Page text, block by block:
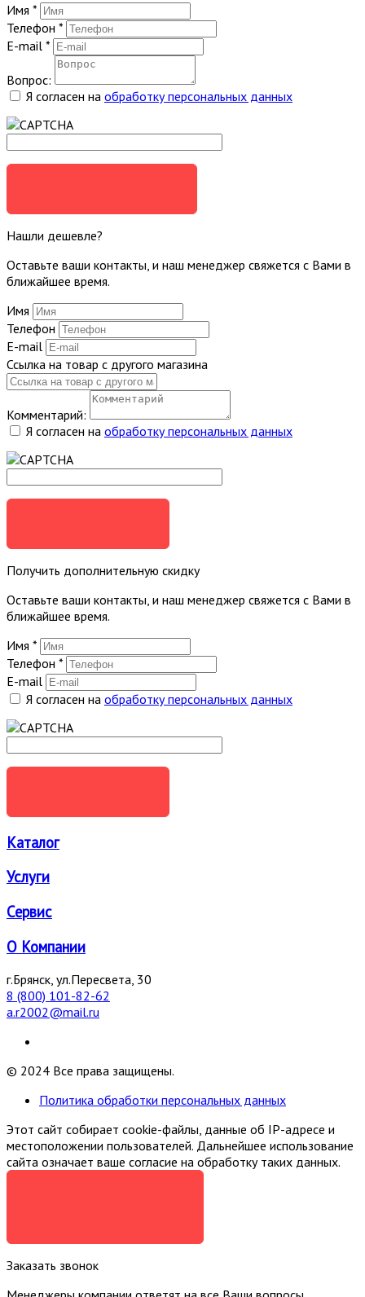
Имя *
Телефон *
E-mail *
Вопрос:
Я согласен на обработку персональных данных
Нашли дешевле?
Оставьте ваши контакты, и наш менеджер свяжется с Вами в
ближайшее время.
Имя
Телефон
E-mail
Ссылка на товар с другого магазина
Комментарий:
Я согласен на обработку персональных данных
Получить дополнительную скидку
Оставьте ваши контакты, и наш менеджер свяжется с Вами в
ближайшее время.
Имя *
Телефон *
E-mail
Я согласен на обработку персональных данных
Каталог
Услуги
Сервис
О Компании
г.Брянск, ул.Пересвета, 30
8 (800) 101-82-62
a.r2002@mail.ru
© 2024 Все права защищены.
Политика обработки персональных данных
Этот сайт собирает cookie-файлы, данные об IP-адресе и
местоположении пользователей. Дальнейшее использование
сайта означает ваше согласие на обработку таких данных.
Заказать звонок